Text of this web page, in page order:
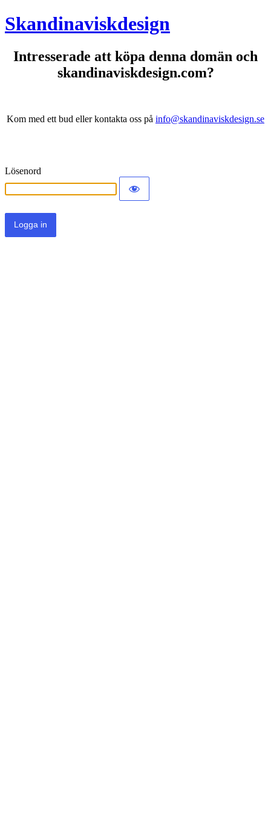
Skandinaviskdesign
Intresserade att köpa denna domän och
skandinaviskdesign.com?
Kom med ett bud eller kontakta oss på info@skandinaviskdesign.se
Lösenord